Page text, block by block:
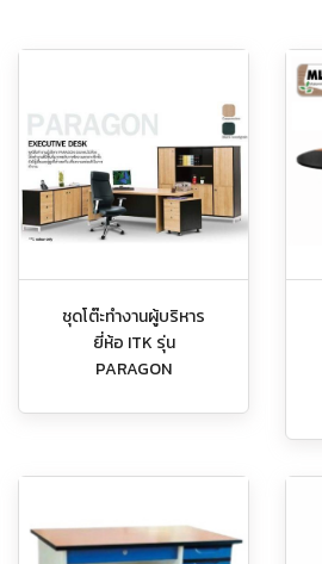
ชุดโต๊ะทำงานผู้บริหาร
ยี่ห้อ ITK รุ่น
PARAGON